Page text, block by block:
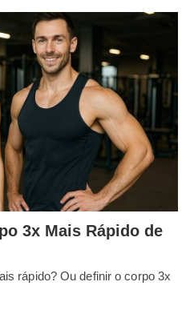
3x Mais Rápido de
rápido? Ou definir o corpo 3x